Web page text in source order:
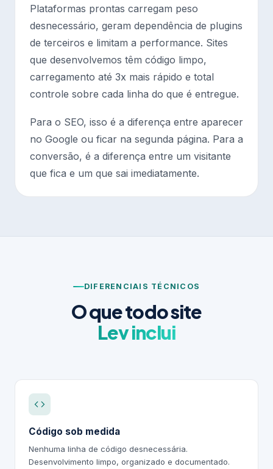
Plataformas prontas carregam peso
desnecessário, geram dependência de plugins
de terceiros e limitam a performance. Sites
que desenvolvemos têm código limpo,
carregamento até 3x mais rápido e total
controle sobre cada linha do que é entregue.
Para o SEO, isso é a diferença entre aparecer
no Google ou ficar na segunda página. Para a
conversão, é a diferença entre um visitante
que fica e um que sai imediatamente.
DIFERENCIAIS TÉCNICOS
O que todo site
Lev inclui
Código sob medida
Nenhuma linha de código desnecessária.
Desenvolvimento limpo, organizado e documentado.